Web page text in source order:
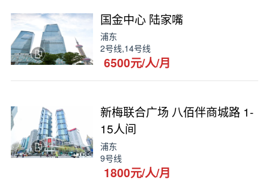
国金中心 陆家嘴
浦东
2号线,14号线
6500元/人/月
新梅联合广场 八佰伴商城路 1-
15人间
浦东
9号线
1800元/人/月